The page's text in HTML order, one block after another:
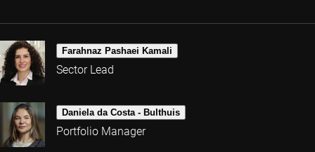
Farahnaz Pashaei Kamali
Sector Lead
Daniela da Costa - Bulthuis
Portfolio Manager